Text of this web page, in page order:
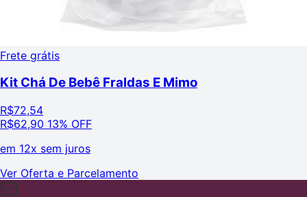
Frete grátis
Kit Chá De Bebê Fraldas E Mimo
R$72,54
R$62,90 13% OFF
em 12x sem juros
Ver Oferta e Parcelamento